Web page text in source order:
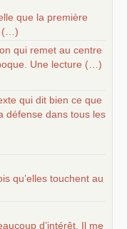
que la première
(…)
qui remet au centre
Une lecture (…)
qui dit bien ce que
défense dans tous les
qu’elles touchent au
d’intérêt. Il me